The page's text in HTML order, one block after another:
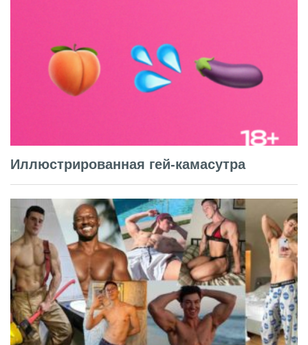
Иллюстрированная гей-камасутра